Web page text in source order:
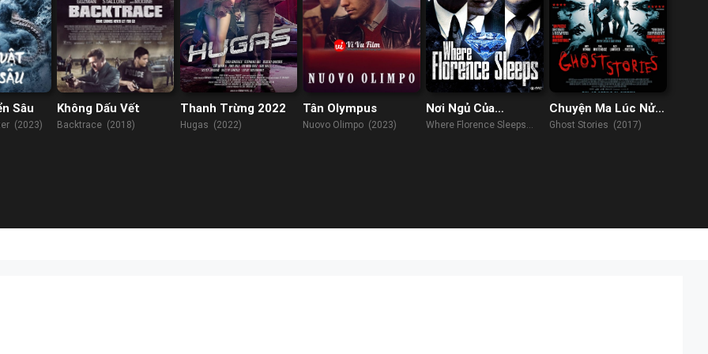
Sâu
(2023)
Không Dấu Vết
Backtrace (2018)
Thanh Trừng 2022
Hugas (2022)
Tân Olympus
Nuovo Olimpo (2023)
Nơi Ngủ Của
Florence
Where Florence Sleeps
Chuyện Ma Lúc Nửa
Đêm
Ghost Stories (2017)